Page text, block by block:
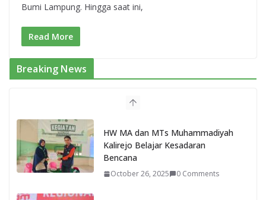
Bumi Lampung. Hingga saat ini,
Read More
Breaking News
HW MA dan MTs Muhammadiyah
Kalirejo Belajar Kesadaran
Bencana
October 26, 2025 0 Comments